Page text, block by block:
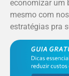
economizar um
mesmo com
estratégias pra